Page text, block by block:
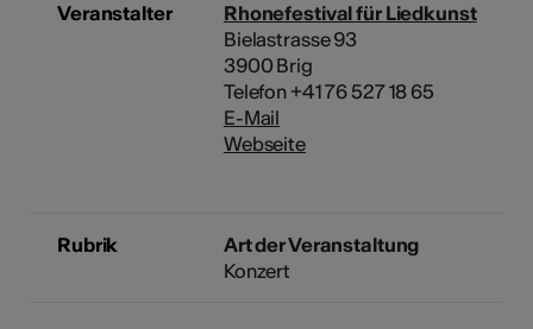
Veranstalter
Rhonefestival für Liedkunst
Bielastrasse 93
3900 Brig
Telefon +41 76 527 18 65
E-Mail
Webseite
Rubrik
Art der Veranstaltung
Konzert